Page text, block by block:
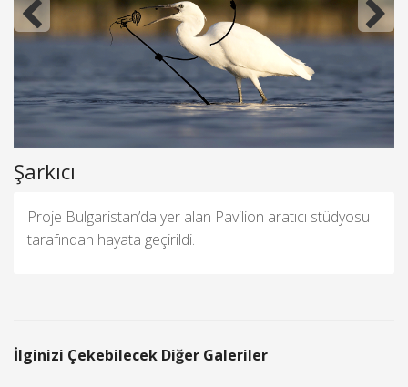
Şarkıcı
Proje Bulgaristan’da yer alan Pavilion aratıcı stüdyosu
tarafından hayata geçirildi.
İlginizi Çekebilecek Diğer Galeriler